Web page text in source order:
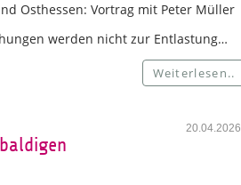
Osthessen: Vortrag mit Peter Müller
werden nicht zur Entlastung…
Weiterlesen..
20.04.2026